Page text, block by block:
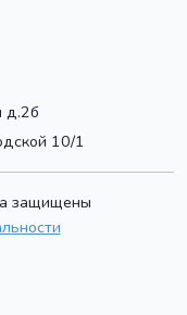
д.2б
10/1
защищены